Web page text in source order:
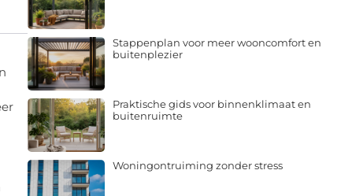
Stappenplan voor meer wooncomfort en
buitenplezier
Praktische gids voor binnenklimaat en
buitenruimte
Woningontruiming zonder stress